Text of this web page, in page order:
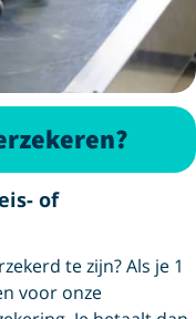
of
te zijn? Als je 1
voor onze